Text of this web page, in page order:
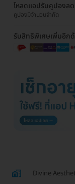
โหลดแอปรับคูปองล
คูปองมีจำนวนจำกัด
รับสิทธิพิเศษเพิ่มอีก
Divine